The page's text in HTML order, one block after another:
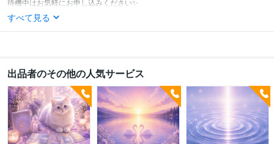
すべて見る
出品者のその他の人気サービス